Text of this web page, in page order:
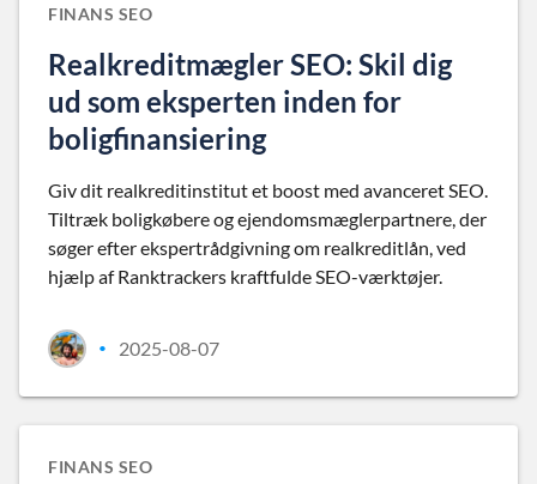
FINANS SEO
Realkreditmægler SEO: Skil dig
ud som eksperten inden for
boligfinansiering
Giv dit realkreditinstitut et boost med avanceret SEO.
Tiltræk boligkøbere og ejendomsmæglerpartnere, der
søger efter ekspertrådgivning om realkreditlån, ved
hjælp af Ranktrackers kraftfulde SEO-værktøjer.
• 2025-08-07
FINANS SEO